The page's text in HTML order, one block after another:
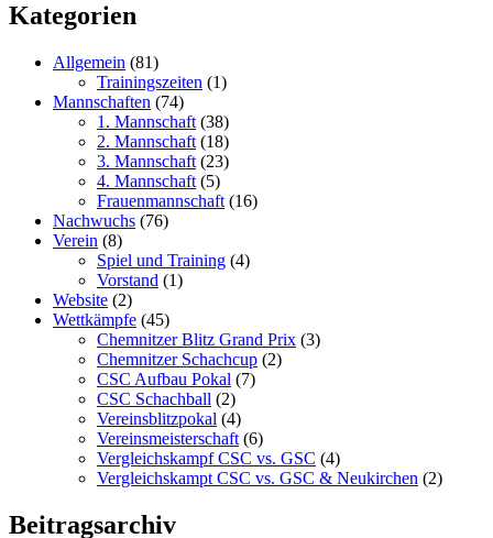
Kategorien
Allgemein (81)
Trainingszeiten (1)
Mannschaften (74)
1. Mannschaft (38)
2. Mannschaft (18)
3. Mannschaft (23)
4. Mannschaft (5)
Frauenmannschaft (16)
Nachwuchs (76)
Verein (8)
Spiel und Training (4)
Vorstand (1)
Website (2)
Wettkämpfe (45)
Chemnitzer Blitz Grand Prix (3)
Chemnitzer Schachcup (2)
CSC Aufbau Pokal (7)
CSC Schachball (2)
Vereinsblitzpokal (4)
Vereinsmeisterschaft (6)
Vergleichskampf CSC vs. GSC (4)
Vergleichskampt CSC vs. GSC & Neukirchen (2)
Beitragsarchiv